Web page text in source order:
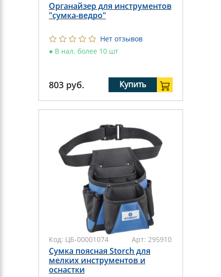
Органайзер для инструментов
"сумка-ведро"
Нет отзывов
● В нал. более 10 шт
803 руб. Купить
Код: ЦБ-00001074 Арт: 295910
Сумка поясная Storch для
мелких инструментов и
оснастки